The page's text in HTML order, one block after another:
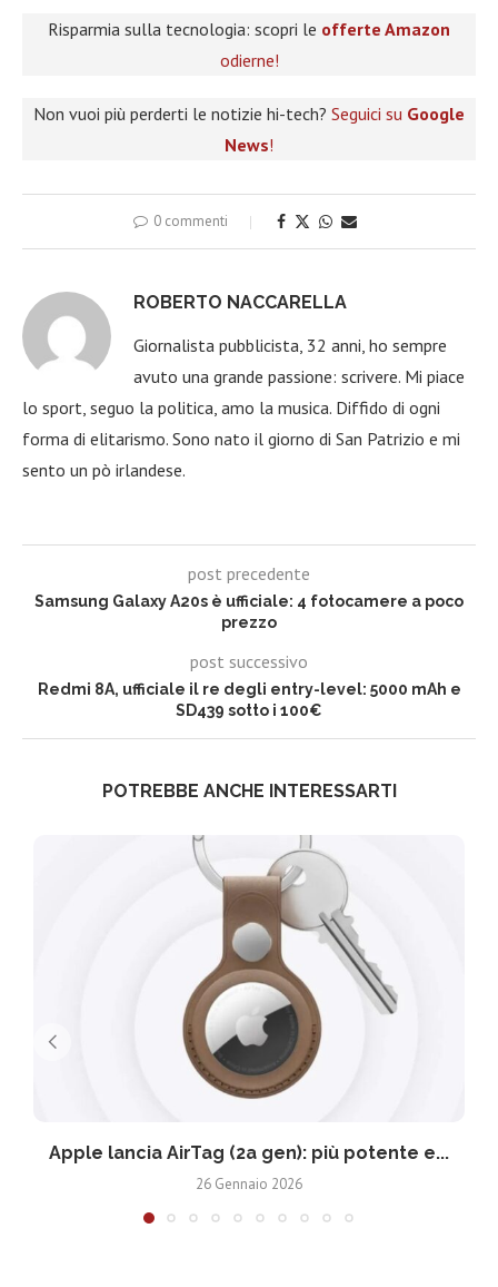
Risparmia sulla tecnologia: scopri le offerte Amazon
odierne!
Non vuoi più perderti le notizie hi-tech? Seguici su Google
News!
0 commenti
ROBERTO NACCARELLA
Giornalista pubblicista, 32 anni, ho sempre
avuto una grande passione: scrivere. Mi piace
lo sport, seguo la politica, amo la musica. Diffido di ogni
forma di elitarismo. Sono nato il giorno di San Patrizio e mi
sento un pò irlandese.
post precedente
Samsung Galaxy A20s è ufficiale: 4 fotocamere a poco
prezzo
post successivo
Redmi 8A, ufficiale il re degli entry-level: 5000 mAh e
SD439 sotto i 100€
POTREBBE ANCHE INTERESSARTI
Apple lancia AirTag (2a gen): più potente e...
26 Gennaio 2026